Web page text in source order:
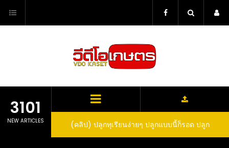
content
3101
NEW ARTICLES
ตรกำจัดเพลี้ย มด
(คลิป) ปลูกทุเรียนง่ายๆ ปลูกแบบนี้ก็รอด ปลูก
ทุเรียนต้นคู่ แบบเสียบยอดและเมล็ด